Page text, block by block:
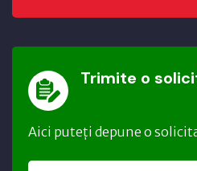
Trimite o
Aici puteți depune o